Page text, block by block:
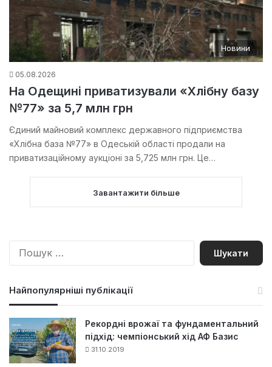
Новини
05.08.2026
На Одещині приватизували «Хлібну базу
№77» за 5,7 млн грн
Єдиний майновий комплекс державного підприємства
«Хлібна база №77» в Одеській області продали на
приватизаційному аукціоні за 5,725 млн грн. Це…
Завантажити більше
Пошук:
Найпопулярніші публікації
Рекордні врожаї та фундаментальний
підхід: чемпіонський хід АФ Базис
31.10.2019